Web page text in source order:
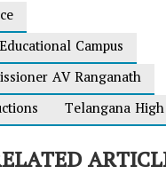
Campus
AV Ranganath
Telangana